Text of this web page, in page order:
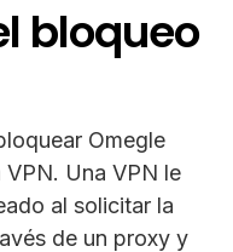
bloqueo
Omegle
Una VPN le
al solicitar la
de un proxy y